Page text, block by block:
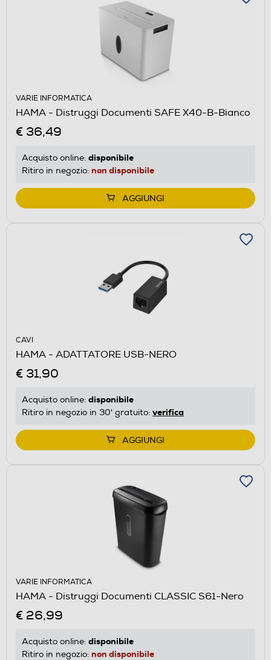
VARIE INFORMATICA
HAMA - Distruggi Documenti SAFE X40-B-Bianco
€ 36,49
Acquisto online: disponibile
Ritiro in negozio: non disponibile
AGGIUNGI
CAVI
HAMA - ADATTATORE USB-NERO
€ 31,90
Acquisto online: disponibile
Ritiro in negozio in 30' gratuito: verifica
AGGIUNGI
VARIE INFORMATICA
HAMA - Distruggi Documenti CLASSIC S61-Nero
€ 26,99
Acquisto online: disponibile
Ritiro in negozio: non disponibile